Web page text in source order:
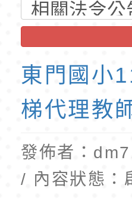
育專業
理人員
梯特教
公告(尚
錄取公
民小學
班教師
東門國
梯特教
公告(尚
東門國小
梯代理教
發佈者：
/ 內容狀態：